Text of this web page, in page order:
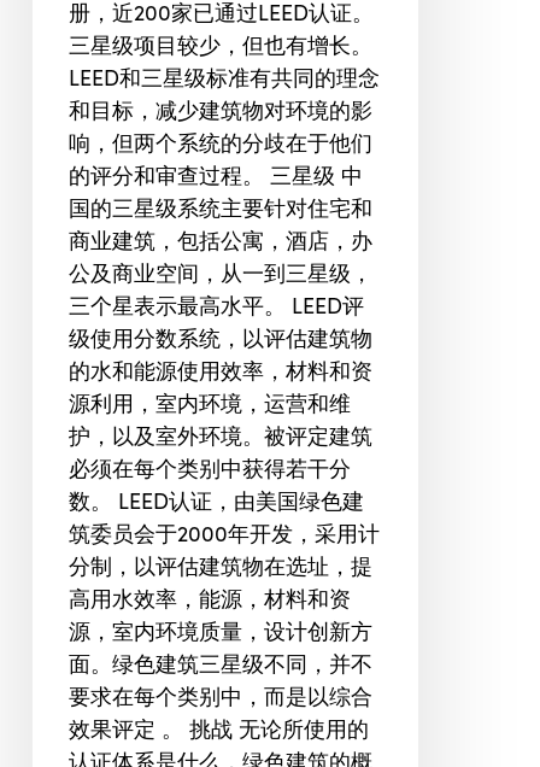
册，近200家已通过LEED认证。
三星级项目较少，但也有增长。
LEED和三星级标准有共同的理念
和目标，减少建筑物对环境的影
响，但两个系统的分歧在于他们
的评分和审查过程。 三星级 中
国的三星级系统主要针对住宅和
商业建筑，包括公寓，酒店，办
公及商业空间，从一到三星级，
三个星表示最高水平。 LEED评
级使用分数系统，以评估建筑物
的水和能源使用效率，材料和资
源利用，室内环境，运营和维
护，以及室外环境。被评定建筑
必须在每个类别中获得若干分
数。 LEED认证，由美国绿色建
筑委员会于2000年开发，采用计
分制，以评估建筑物在选址，提
高用水效率，能源，材料和资
源，室内环境质量，设计创新方
面。绿色建筑三星级不同，并不
要求在每个类别中，而是以综合
效果评定 。 挑战 无论所使用的
认证体系是什么，绿色建筑的概